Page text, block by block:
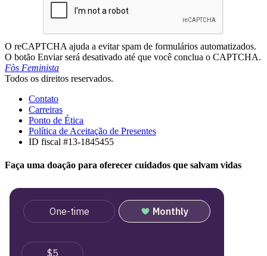
O reCAPTCHA ajuda a evitar spam de formulários automatizados.
O botão Enviar será desativado até que você conclua o CAPTCHA.
Fòs Feminista
Todos os direitos reservados.
Contato
Carreiras
Ponto de Ética
Política de Aceitação de Presentes
ID fiscal #13-1845455
Faça uma doação para oferecer cuidados que salvam vidas